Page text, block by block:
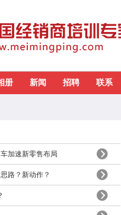
册 新闻 招聘 联系
加速新零售布局
路？新动作？